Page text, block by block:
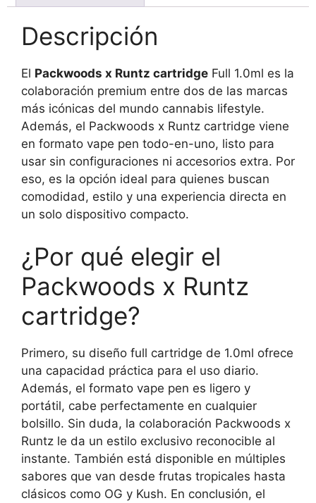
P
e
1
.
0
L
Descripción
El Packwoods x Runtz cartridge Full 1.0ml es la
colaboración premium entre dos de las marcas
más icónicas del mundo cannabis lifestyle.
Además, el Packwoods x Runtz cartridge viene
en formato vape pen todo-en-uno, listo para
usar sin configuraciones ni accesorios extra. Por
eso, es la opción ideal para quienes buscan
comodidad, estilo y una experiencia directa en
un solo dispositivo compacto.
¿Por qué elegir el
Packwoods x Runtz
cartridge?
Primero, su diseño full cartridge de 1.0ml ofrece
una capacidad práctica para el uso diario.
Además, el formato vape pen es ligero y
portátil, cabe perfectamente en cualquier
bolsillo. Sin duda, la colaboración Packwoods x
Runtz le da un estilo exclusivo reconocible al
instante. También está disponible en múltiples
sabores que van desde frutas tropicales hasta
clásicos como OG y Kush. En conclusión, el